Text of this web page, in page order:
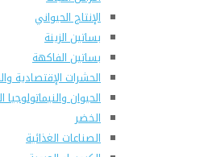
الإنتاج الحيواني
بساتين الزينة
بساتين الفاكهة
الحشرات الإقتصادية
الحيوان والنيماتولوجيا
الخضر
الصناعات الغذائية